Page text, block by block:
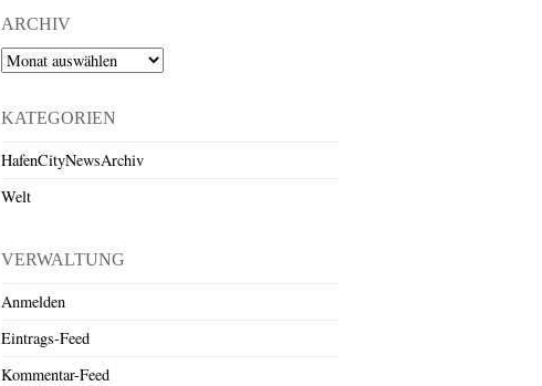
ARCHIV
Archiv
KATEGORIEN
HafenCityNewsArchiv
Welt
VERWALTUNG
Anmelden
Eintrags-Feed
Kommentar-Feed